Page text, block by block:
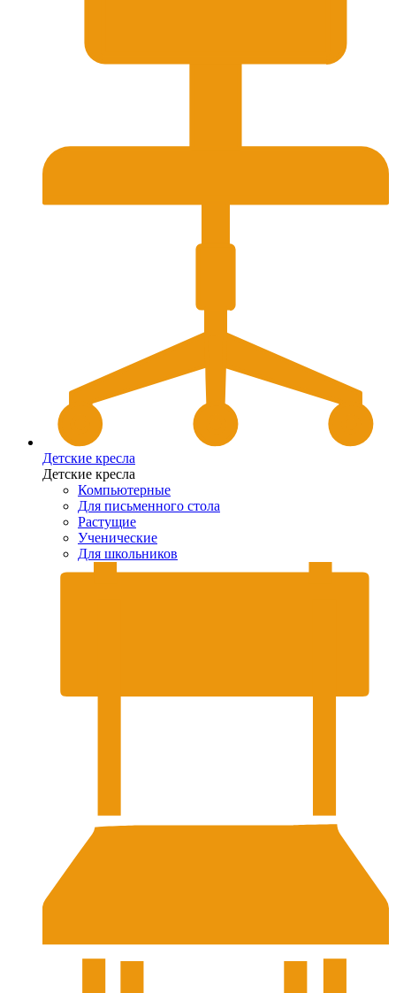
Детские кресла
Детские кресла
Компьютерные
Для письменного стола
Растущие
Ученические
Для школьников